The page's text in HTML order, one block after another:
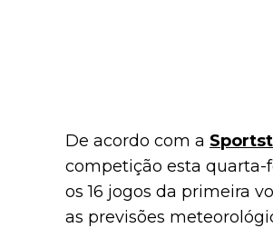
De acordo com a
competição esta quarta-
os 16 jogos da primeira
as previsões